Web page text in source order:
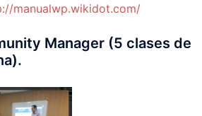
manualwp.wikidot.com/
Manager (5 clases de